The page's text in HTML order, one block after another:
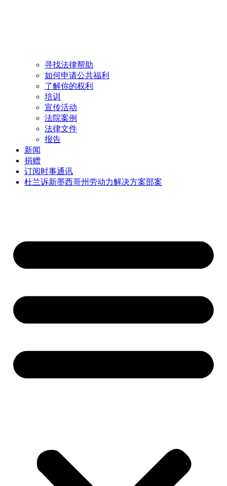
寻找法律帮助
如何申请公共福利
了解你的权利
培训
宣传活动
法院案例
法律文件
报告
新闻
捐赠
订阅时事通讯
杜兰诉新墨西哥州劳动力解决方案部案